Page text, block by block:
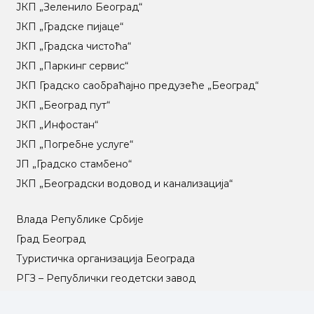
ЈКП „Зеленило Београд“
ЈКП „Градске пијаце“
ЈКП „Градска чистоћа“
ЈКП „Паркинг сервис“
ЈКП Градско саобраћајно предузеће „Београд“
ЈКП „Београд пут“
ЈКП „Инфостан“
ЈКП „Погребне услуге“
ЈП „Градско стамбено“
ЈКП „Београдски водовод и канализација“
Влада Републике Србије
Град Београд
Туристичка организација Београда
РГЗ – Републички геодетски завод